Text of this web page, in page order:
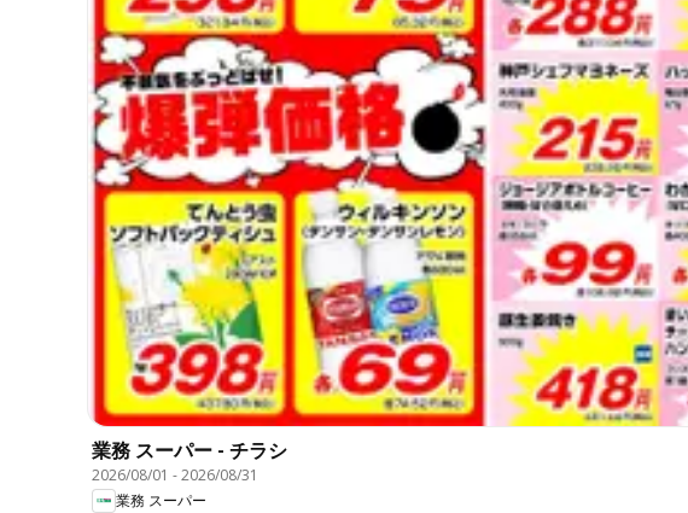
業務 スーパー - チラシ
2026/08/01 -2026/08/31
業務 スーパー